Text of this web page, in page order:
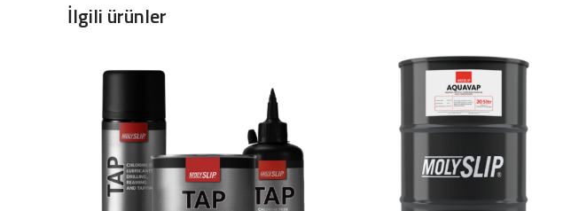
İlgili ürünler